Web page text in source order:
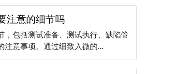
注意的细节吗
，包括测试准备、测试执行、缺陷管
注意事项。通过细致入微的...